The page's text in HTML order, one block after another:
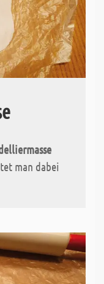
man dabei